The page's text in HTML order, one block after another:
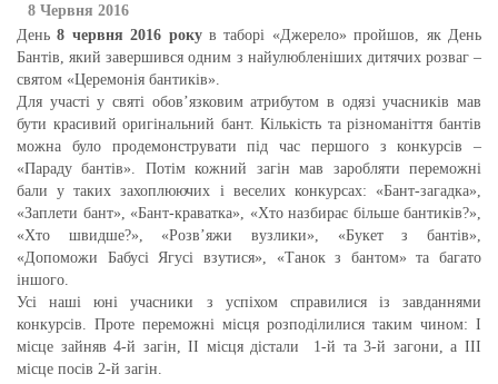
8 Червня 2016
День8 червня 2016 рокув таборі «Джерело» пройшов, як День
Бантів, який завершився одним з найулюбленіших дитячих розваг –
святом «Церемонія бантиків».
Для участі у святі обов’язковим атрибутом в одязі учасників мав
бути красивий оригінальний бант. Кількість та різноманіття бантів
можна було продемонструвати під час першого з конкурсів –
«Параду бантів». Потім кожний загін мав заробляти переможні
бали у таких захоплюючих і веселих конкурсах: «Бант-загадка»,
«Заплети бант», «Бант-краватка», «Хто назбирає більше бантиків?»,
«Хто швидше?», «Розв’яжи вузлики», «Букет з бантів»,
«Допоможи Бабусі Ягусі взутися», «Танок з бантом» та багато
іншого.
Усі наші юні учасники з успіхом справилися із завданнями
конкурсів. Проте переможні місця розподілилися таким чином: І
місце зайняв 4-й загін, ІІ місця дістали 1-й та 3-й загони, а ІІІ
місце посів 2-й загін.